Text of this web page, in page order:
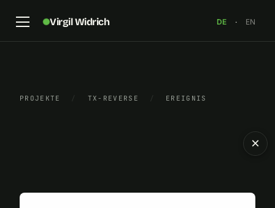
Virgil Widrich DE · EN
PROJEKTE / TX-REVERSE / EREIGNIS
×